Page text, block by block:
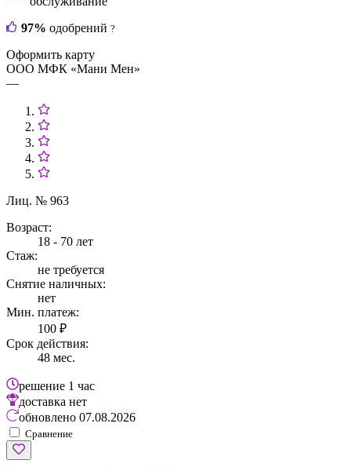
97% одобрений ?
Оформить карту
ООО МФК «Мани Мен»
—
Лиц. № 963
Возраст:
18 - 70 лет
Стаж:
не требуется
Снятие наличных:
нет
Мин. платеж:
100 ₽
Срок действия:
48 мес.
решение 1 час
доставка нет
обновлено 07.08.2026
Сравнение